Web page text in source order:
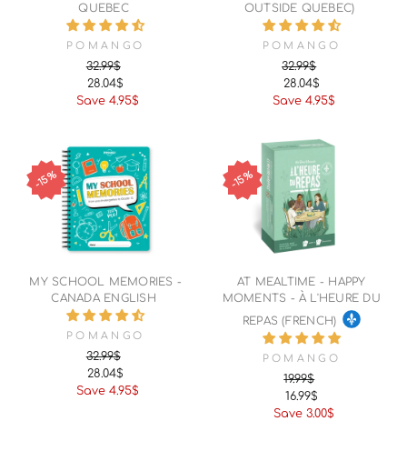
QUEBEC
POMANGO
Regular
price
32.99$
Sale
price
28.04$
Save 4.95$
OUTSIDE QUEBEC)
POMANGO
Regular
price
32.99$
Sale
price
28.04$
Save 4.95$
15%
MY SCHOOL MEMORIES -
CANADA ENGLISH
POMANGO
Regular
price
32.99$
Sale
price
28.04$
Save 4.95$
15%
AT MEALTIME - HAPPY
MOMENTS - À L'HEURE DU
REPAS (FRENCH)
POMANGO
Regular
price
19.99$
Sale
price
16.99$
Save 3.00$